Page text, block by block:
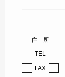
住 所
TEL
FAX